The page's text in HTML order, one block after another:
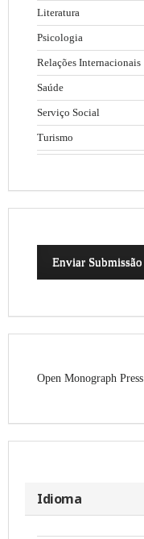
Literatura
Psicologia
Relações Internacionais
Saúde
Serviço Social
Turismo
Enviar Submissão
Open Monograph Press
Idioma